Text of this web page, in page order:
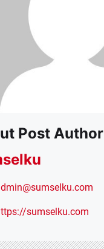
Post Author
sumselku.com